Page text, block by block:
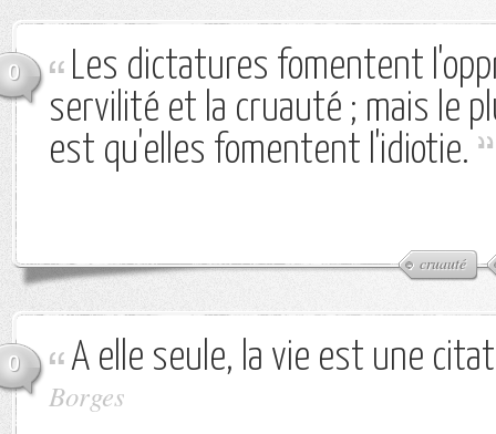
0
Les dictatures fomentent
servilité et la cruauté ; mais le
est qu'elles fomentent l'idiotie.
cruauté
0 A elle seule, la vie est une
Borges